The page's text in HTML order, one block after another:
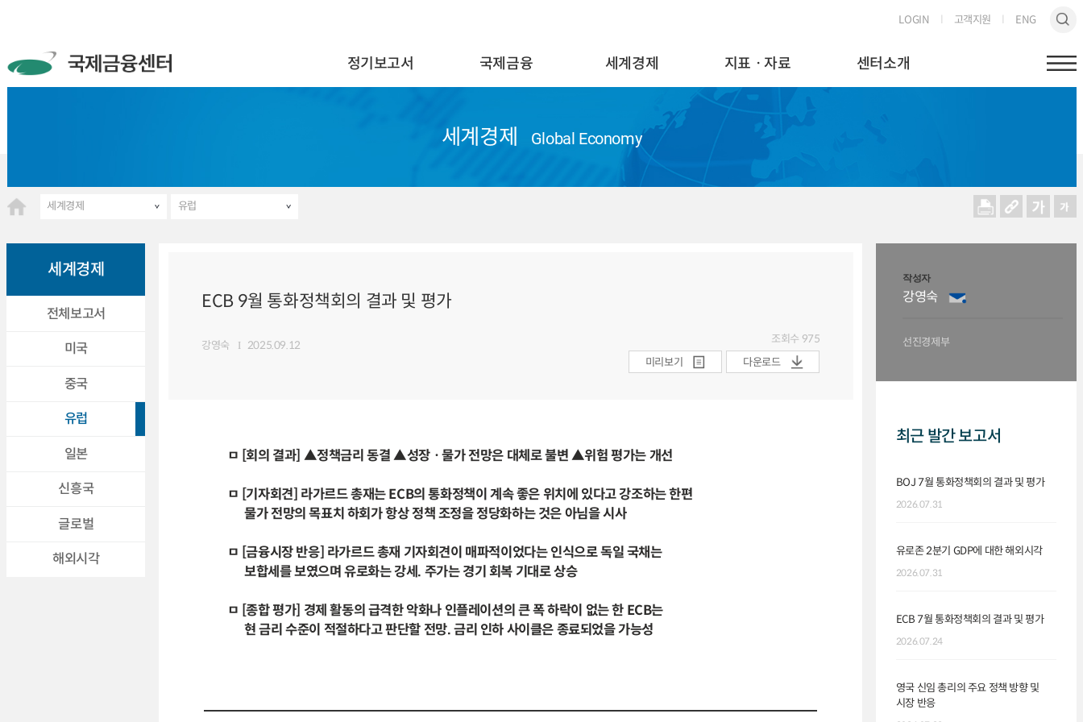
LOGIN 고객지원 ENG
정기보고서 국제금융 세계경제 지표ㆍ자료 센터소개
세계경제 Global Economy
세계경제 유럽
세계경제
전체보고서
미국
중국
유럽
일본
신흥국
글로벌
해외시각
ECB 9월 통화정책회의 결과 및 평가
강영숙 2025.09.12 조회수 975
미리보기
다운로드
ㅁ [회의 결과] ▲정책금리 동결 ▲성장ㆍ물가 전망은 대체로 불변 ▲위험 평가는 개선
ㅁ [기자회견] 라가르드 총재는 ECB의 통화정책이 계속 좋은 위치에 있다고 강조하는 한편
물가 전망의 목표치 하회가 항상 정책 조정을 정당화하는 것은 아님을 시사
ㅁ [금융시장 반응] 라가르드 총재 기자회견이 매파적이었다는 인식으로 독일 국채는
보합세를 보였으며 유로화는 강세. 주가는 경기 회복 기대로 상승
ㅁ [종합 평가] 경제 활동의 급격한 악화나 인플레이션의 큰 폭 하락이 없는 한 ECB는
현 금리 수준이 적절하다고 판단할 전망. 금리 인하 사이클은 종료되었을 가능성
작성자
강영숙
선진경제부
최근 발간 보고서
BOJ 7월 통화정책회의 결과 및 평가
2026.07.31
유로존 2분기 GDP에 대한 해외시각
2026.07.31
ECB 7월 통화정책회의 결과 및 평가
2026.07.24
영국 신임 총리의 주요 정책 방향 및
시장 반응